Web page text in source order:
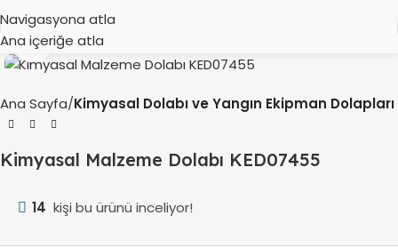
Navigasyona atla
Ana içeriğe atlaBüyütmek için tıklayın
Ana Sayfa Kimyasal Dolabı ve Yangın Ekipman Dolapları
Kimyasal Malzeme Dolabı KED07455
14 kişi bu ürünü inceliyor!